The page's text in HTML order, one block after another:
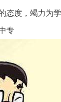
态度，竭力为
专